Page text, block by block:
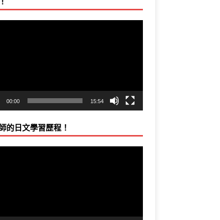
00:00 15:54
的日文學習歷程！